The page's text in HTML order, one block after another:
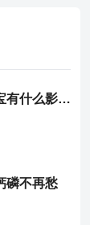
什么是乳糖不耐受？对宝宝有什么影响？
磷不再愁